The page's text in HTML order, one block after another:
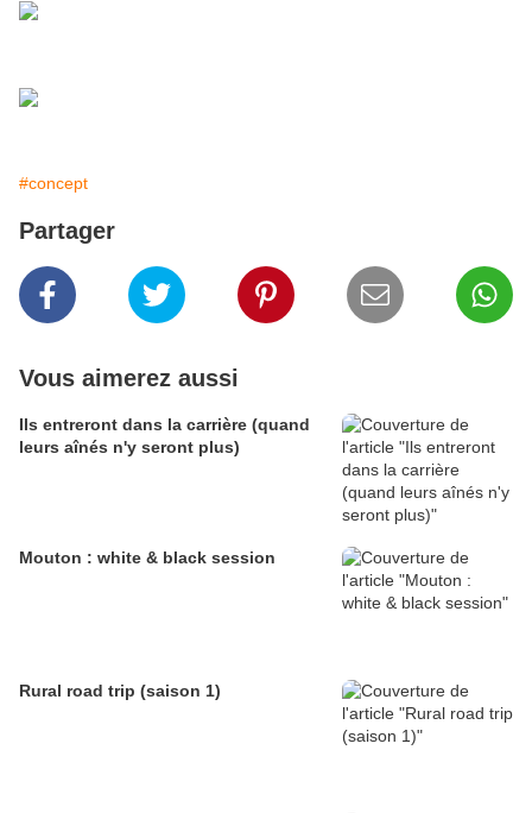
#concept
Partager
Vous aimerez aussi
Ils entreront dans la carrière (quand
leurs aînés n'y seront plus)
Mouton : white & black session
Rural road trip (saison 1)